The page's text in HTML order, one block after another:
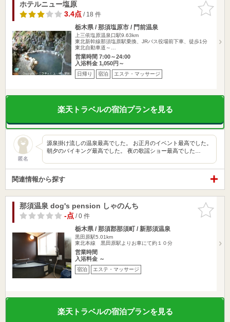
お気に入
りに追加
ホテルニュー塩原
3.4点/ 18 件
栃木県 / 那須塩原市 / 門前温泉
上三依塩原温泉口駅9.63km
東北新幹線那須塩原駅乗換、JRバス役場前下車、徒歩1分
東北自動車道～…
営業時間 7:00～24:00
入浴料金 1,050円～
日帰り 宿泊 エステ・マッサージ
楽天トラベルの宿泊プランを見る
匿名
源泉掛け流しの温泉最高でした。 お正月のイベント最高でした。
朝夕のバイキング最高でした。 夜の歌謡ショー最高でした…
関連情報から探す
お気に入
りに追加
那須温泉 dog's pension しゃのんち
-点/ 0 件
栃木県 / 那須郡那須町 / 新那須温泉
黒田原駅5.01km
東北本線 黒田原駅よりお車にて約１０分
営業時間
入浴料金 ～
宿泊 エステ・マッサージ
楽天トラベルの宿泊プランを見る